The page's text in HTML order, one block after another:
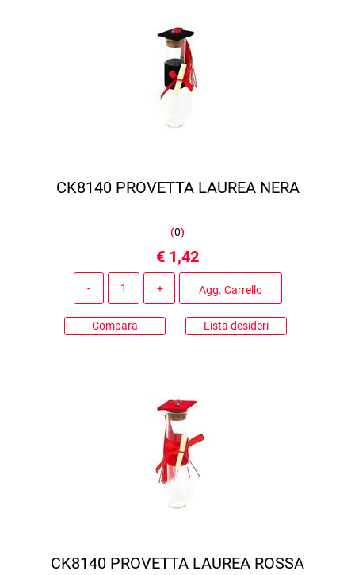
CK8140 PROVETTA LAUREA NERA
(0)
€ 1,42
Agg. Carrello
Compara Lista desideri
CK8140 PROVETTA LAUREA ROSSA